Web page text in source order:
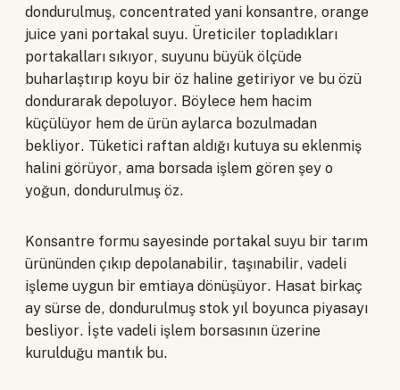
dondurulmuş, concentrated yani konsantre, orange
juice yani portakal suyu. Üreticiler topladıkları
portakalları sıkıyor, suyunu büyük ölçüde
buharlaştırıp koyu bir öz haline getiriyor ve bu özü
dondurarak depoluyor. Böylece hem hacim
küçülüyor hem de ürün aylarca bozulmadan
bekliyor. Tüketici raftan aldığı kutuya su eklenmiş
halini görüyor, ama borsada işlem gören şey o
yoğun, dondurulmuş öz.
Konsantre formu sayesinde portakal suyu bir tarım
ürününden çıkıp depolanabilir, taşınabilir, vadeli
işleme uygun bir emtiaya dönüşüyor. Hasat birkaç
ay sürse de, dondurulmuş stok yıl boyunca piyasayı
besliyor. İşte vadeli işlem borsasının üzerine
kurulduğu mantık bu.